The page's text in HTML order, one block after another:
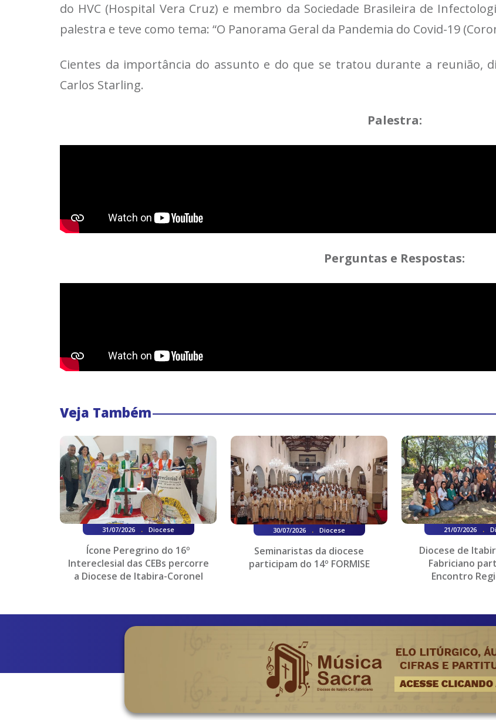
do HVC (Hospital Vera Cruz) e membro da Sociedade Brasileira de
palestra e teve como tema: “O Panorama Geral da Pandemia do Covid-19
Cientes da importância do assunto e do que se tratou durante a reunião,
Carlos Starling.
Palestra:
Perguntas e Respostas:
Veja Também
31/07/2026 . Diocese
Ícone Peregrino do 16º
Intereclesial das CEBs percorre
a Diocese de Itabira-Coronel
30/07/2026 . Diocese
Seminaristas da diocese
participam do 14º FORMISE
21/07/2026 .
Diocese de
Fabriciano
Encontro